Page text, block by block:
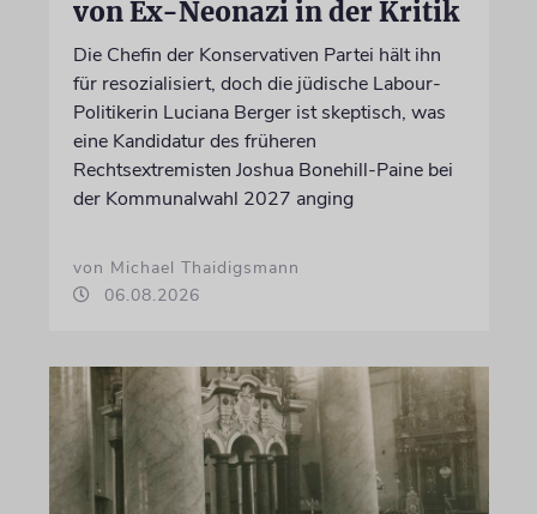
von Ex-Neonazi in der Kritik
Die Chefin der Konservativen Partei hält ihn
für resozialisiert, doch die jüdische Labour-
Politikerin Luciana Berger ist skeptisch, was
eine Kandidatur des früheren
Rechtsextremisten Joshua Bonehill-Paine bei
der Kommunalwahl 2027 anging
von Michael Thaidigsmann
06.08.2026